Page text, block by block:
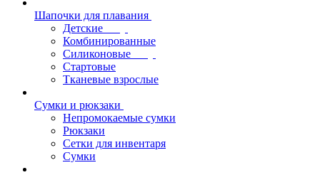
Шапочки для плавания
Детские
Комбинированные
Силиконовые
Стартовые
Тканевые взрослые
Сумки и рюкзаки
Непромокаемые сумки
Рюкзаки
Сетки для инвентаря
Сумки